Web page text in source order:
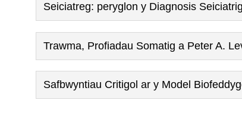
Seiciatreg: peryglon y Diagnosis
Trawma, Profiadau Somatig a Peter A.
Safbwyntiau Critigol ar y Model